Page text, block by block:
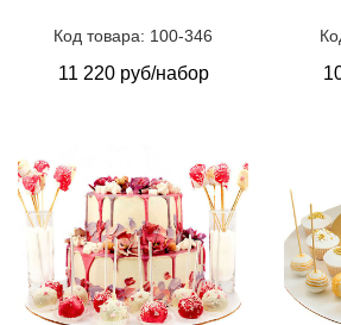
Код товара: 100-346
11 220 руб/набор